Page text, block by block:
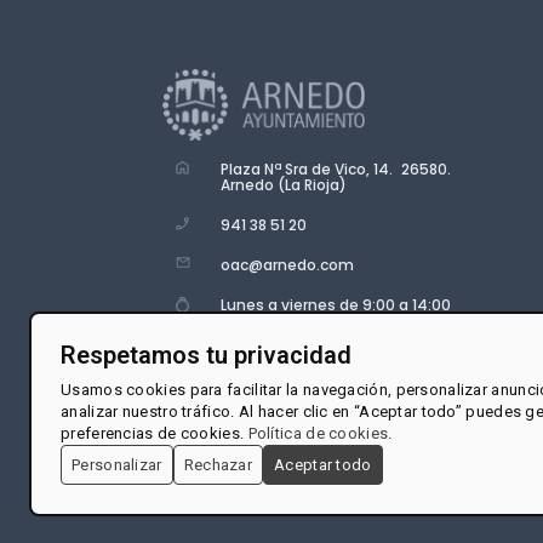
Plaza Nª Sra de Vico, 14. 26580.
Arnedo (La Rioja)
941 38 51 20
oac@arnedo.com
Lunes a viernes de 9:00 a 14:00
Respetamos tu privacidad
Usamos cookies para facilitar la navegación, personalizar
analizar nuestro tráfico. Al hacer clic en “Aceptar todo” puedes
preferencias de cookies. Política de cookies.
Personalizar
Rechazar Aceptar todo